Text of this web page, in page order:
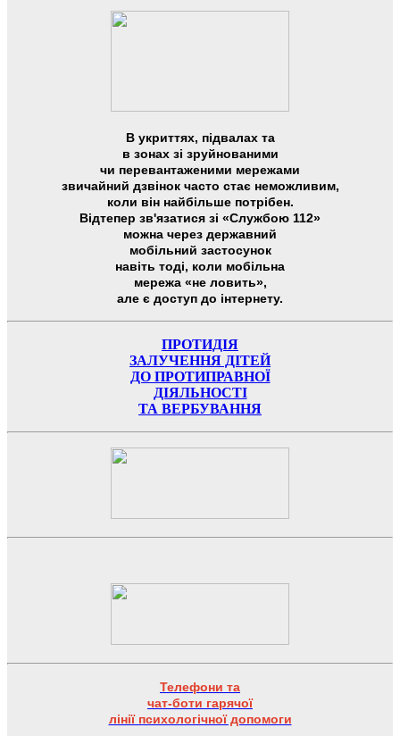
В укриттях, підвалах та
в зонах зі зруйнованими
чи перевантаженими мережами
звичайний дзвінок часто стає неможливим,
коли він найбільше потрібен.
Відтепер зв'язатися зі «Службою 112»
можна через державний
мобільний застосунок
навіть тоді, коли мобільна
мережа «не ловить»,
але є доступ до інтернету.
ПРОТИДІЯ
ЗАЛУЧЕННЯ ДІТЕЙ
ДО ПРОТИПРАВНОЇ
ДІЯЛЬНОСТІ
ТА ВЕРБУВАННЯ
Телефони та
чат-боти гарячої
лінії психологічної допомоги